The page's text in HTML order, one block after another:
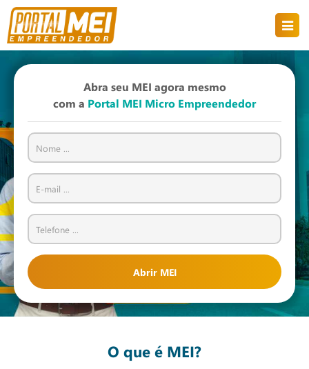
Abra seu MEI agora mesmo
com a Portal MEI Micro Empreendedor
Abrir MEI
O que é MEI?